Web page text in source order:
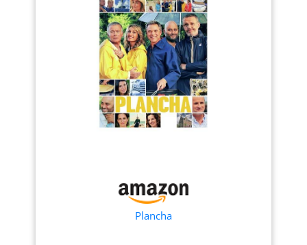
pieds antidérapants
assurent une stabilité
solide lors de la cuisson.
GARANTIE ETENDUE DE 2
ANS : Bénéficiez d'une
garantie étendue de 2
ans, accompagnée d'un
atelier SAV en France,
offrant ainsi la confiance
25,5 cmpour cuire en
même temps plusieurs
aliments. Capacité pour 6 à
8 personnes. CUISSON
SAINE: revêtement
antiadhésif, pas de
nécessité d’ajout de
matière grasse.
Réparabilité 15 ans,
Garantie 2 ans
qui n'attache pas
Récupération des graisses
grâce à son bac à jus,
amovible - Compatible lave-
vaisselle Thermostat
réglable thermostatique : 5
positions jusqu'à 240 ° C :
réglez et adaptez la
température de cuisson de
votre Happy Plancha en
W - Position Arrêt - Voyant
lumineux de contrôle 2
Plancha